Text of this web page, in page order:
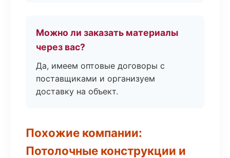
Можно ли заказать материалы
через вас?
Да, имеем оптовые договоры с
поставщиками и организуем
доставку на объект.
Похожие компании:
Потолочные конструкции и